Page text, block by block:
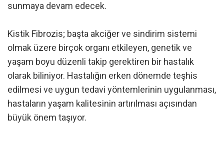
sunmaya devam edecek.
Kistik Fibrozis; başta akciğer ve sindirim sistemi
olmak üzere birçok organı etkileyen, genetik ve
yaşam boyu düzenli takip gerektiren bir hastalık
olarak biliniyor. Hastalığın erken dönemde teşhis
edilmesi ve uygun tedavi yöntemlerinin uygulanması,
hastaların yaşam kalitesinin artırılması açısından
büyük önem taşıyor.